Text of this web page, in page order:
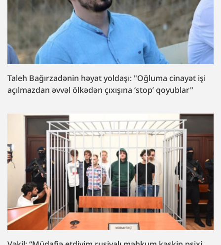
Taleh Bağırzadənin həyat yoldaşı: "Oğluma cinayət işi
açılmazdan əvvəl ölkədən çıxışına ‘stop’ qoyublar"